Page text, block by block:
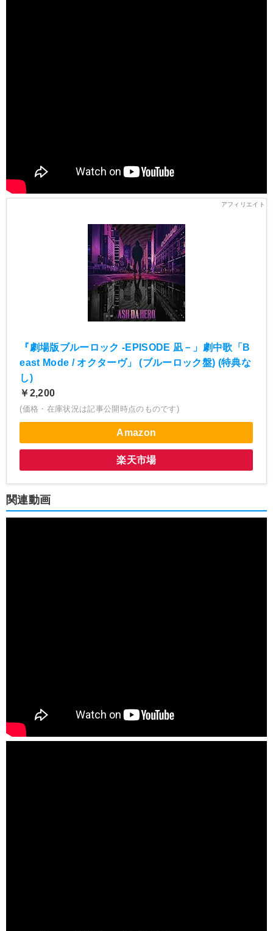
『劇場版ブルーロック -EPISODE 凪－」劇中歌「B
east Mode / オクターヴ」 (ブルーロック盤) (特典な
し)
￥2,200
(価格・在庫状況は記事公開時点のものです)
Amazon
楽天市場
関連動画